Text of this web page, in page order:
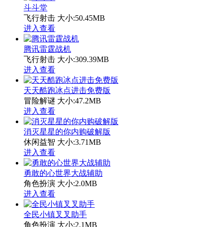
斗斗堂
飞行射击 大小:50.45MB
进入查看
腾讯雷霆战机
飞行射击 大小:309.39MB
进入查看
天天酷跑冰点进击免费版
冒险解谜 大小:47.2MB
进入查看
消灭星星的你内购破解版
休闲益智 大小:3.71MB
进入查看
勇敢的心世界大战辅助
角色扮演 大小:2.0MB
进入查看
全民小镇叉叉助手
角色扮演 大小:2.1MB